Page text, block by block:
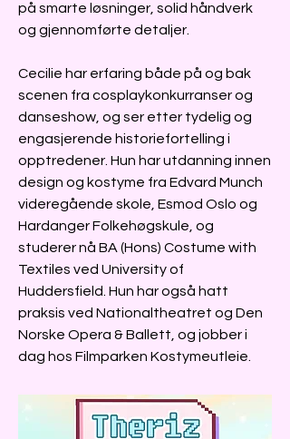
på smarte løsninger, solid håndverk
og gjennomførte detaljer.
Cecilie har erfaring både på og bak
scenen fra cosplaykonkurranser og
danseshow, og ser etter tydelig og
engasjerende historiefortelling i
opptredener. Hun har utdanning innen
design og kostyme fra Edvard Munch
videregående skole, Esmod Oslo og
Hardanger Folkehøgskule, og
studerer nå BA (Hons) Costume with
Textiles ved University of
Huddersfield. Hun har også hatt
praksis ved Nationaltheatret og Den
Norske Opera & Ballett, og jobber i
dag hos Filmparken Kostymeutleie.